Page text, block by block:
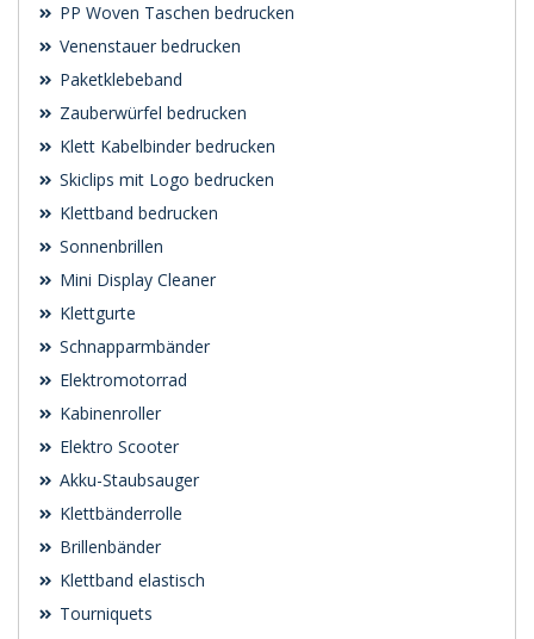
PP Woven Taschen bedrucken
Venenstauer bedrucken
Paketklebeband
Zauberwürfel bedrucken
Klett Kabelbinder bedrucken
Skiclips mit Logo bedrucken
Klettband bedrucken
Sonnenbrillen
Mini Display Cleaner
Klettgurte
Schnapparmbänder
Elektromotorrad
Kabinenroller
Elektro Scooter
Akku-Staubsauger
Klettbänderrolle
Brillenbänder
Klettband elastisch
Tourniquets